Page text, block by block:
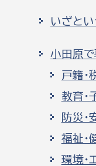
いざとい
小田原で
戸籍・
教育・
防災・
福祉・
環境・